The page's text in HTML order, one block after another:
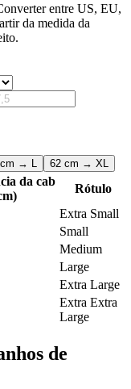
entre US, EU,
da medida da
→ L 62 cm → XL
da cab
Rótulo
Extra Small
Small
Medium
Large
Extra Large
Extra Extra
Large
de